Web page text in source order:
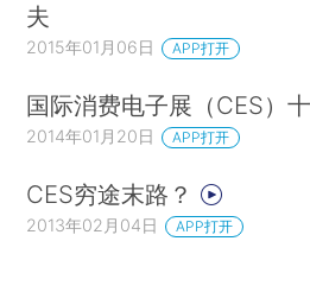
夫
2015年01月06日 APP打开
国际消费电子展（CES）
2014年01月20日 APP打开
CES穷途末路？
2013年02月04日 APP打开